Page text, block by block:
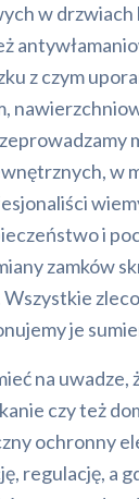
w
z czym
w
i
zamków
je
na
czy też
ochronny
regulację, a